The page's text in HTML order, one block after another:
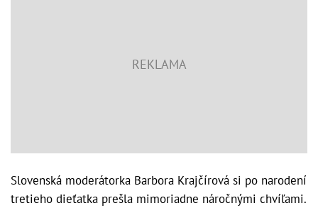
Slovenská moderátorka Barbora Krajčírová si po narodení
tretieho dieťatka prešla mimoriadne náročnými chvíľami.